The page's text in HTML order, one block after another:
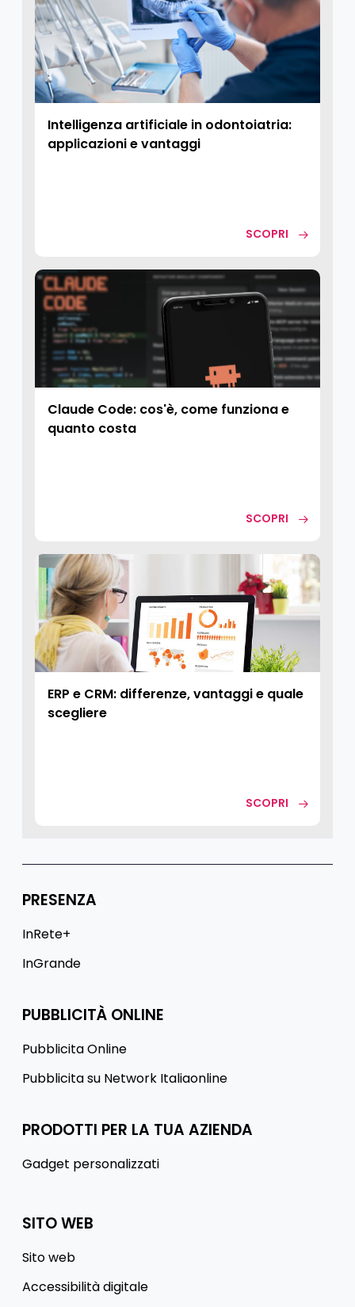
Intelligenza artificiale in odontoiatria:
applicazioni e vantaggi
SCOPRI
Claude Code: cos'è, come funziona e
quanto costa
SCOPRI
ERP e CRM: differenze, vantaggi e quale
scegliere
SCOPRI
PRESENZA
InRete+
InGrande
PUBBLICITÀ ONLINE
Pubblicita Online
Pubblicita su Network Italiaonline
PRODOTTI PER LA TUA AZIENDA
Gadget personalizzati
SITO WEB
Sito web
Accessibilità digitale